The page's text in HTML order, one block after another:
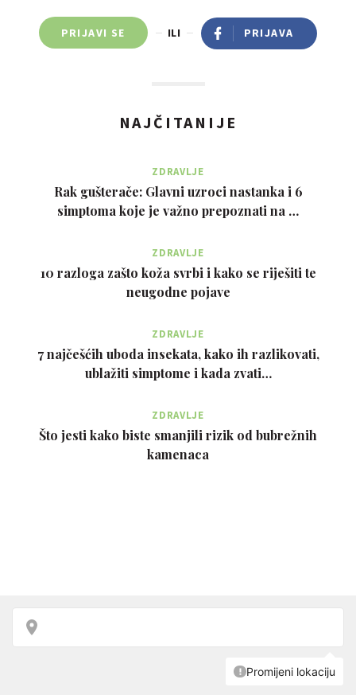
PRIJAVI SE ILI PRIJAVA
NAJČITANIJE
ZDRAVLJE
Rak gušterače: Glavni uzroci nastanka i 6
simptoma koje je važno prepoznati na …
ZDRAVLJE
10 razloga zašto koža svrbi i kako se riješiti te
neugodne pojave
ZDRAVLJE
7 najčešćih uboda insekata, kako ih razlikovati,
ublažiti simptome i kada zvati…
ZDRAVLJE
Što jesti kako biste smanjili rizik od bubrežnih
kamenaca